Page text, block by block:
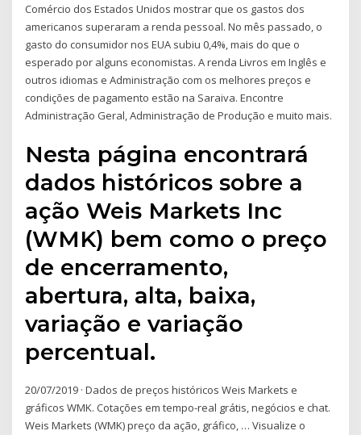
Comércio dos Estados Unidos mostrar que os gastos dos
americanos superaram a renda pessoal. No mês passado, o
gasto do consumidor nos EUA subiu 0,4%, mais do que o
esperado por alguns economistas. A renda Livros em Inglês e
outros idiomas e Administração com os melhores preços e
condições de pagamento estão na Saraiva. Encontre
Administração Geral, Administração de Produção e muito mais.
Nesta página encontrará
dados históricos sobre a
ação Weis Markets Inc
(WMK) bem como o preço
de encerramento,
abertura, alta, baixa,
variação e variação
percentual.
20/07/2019 · Dados de preços históricos Weis Markets e
gráficos WMK. Cotações em tempo-real grátis, negócios e chat.
Weis Markets (WMK) preço da ação, gráfico, … Visualize o